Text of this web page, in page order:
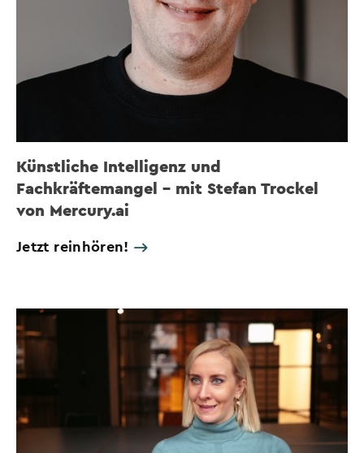
Künstliche Intelligenz und
Fachkräftemangel – mit Stefan Trockel
von Mercury.ai
Jetzt reinhören!